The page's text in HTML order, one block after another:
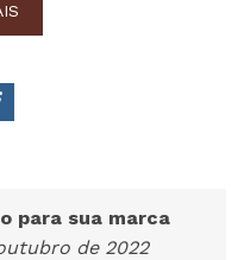
para sua marca
de 2022